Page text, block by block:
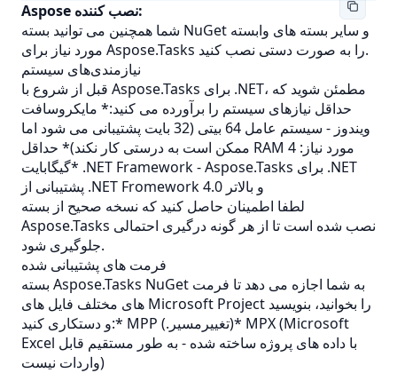
Aspose نصب کننده:
شما همچنین می توانید بسته NuGet و سایر بسته های وابسته
مورد نیاز برای Aspose.Tasks را به صورت دستی نصب کنید.
نیازمندی‌های سیستم
قبل از شروع با Aspose.Tasks برای .NET، مطمئن شوید که
حداقل نیازهای سیستم را برآورده می کنید:* مایکروسافت
ویندوز - سیستم عامل 64 بیتی (32 بایت پشتیبانی می شود اما
ممکن است به درستی کار نکند)* حداقل RAM مورد نیاز: 4
گیگابایت* .NET Framework - Aspose.Tasks برای .NET
پشتیبانی از .NET Fromework 4.0 و بالاتر
لطفا اطمینان حاصل کنید که نسخه صحیح از بسته
Aspose.Tasks نصب شده است تا از هر گونه درگیری احتمالی
جلوگیری شود.
فرمت های پشتیبانی شده
بسته Aspose.Tasks NuGet به شما اجازه می دهد تا فرمت
های مختلف فایل های Microsoft Project را بخوانید، بنویسید
و دستکاری کنید:* MPP (.تغییرمسیر)* MPX(Microsoft
Excel با داده های پروژه ساخته شده - به طور مستقیم قابل
واردات نیست)